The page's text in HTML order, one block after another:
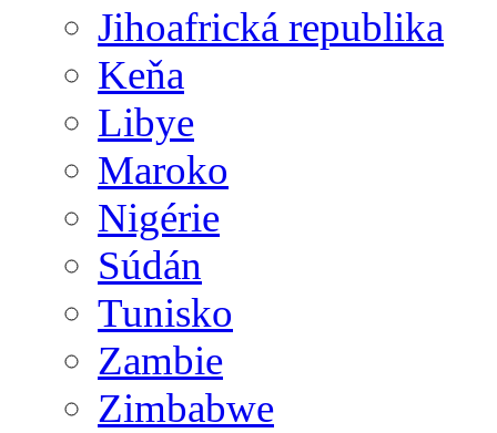
Jihoafrická republika
Keňa
Libye
Maroko
Nigérie
Súdán
Tunisko
Zambie
Zimbabwe